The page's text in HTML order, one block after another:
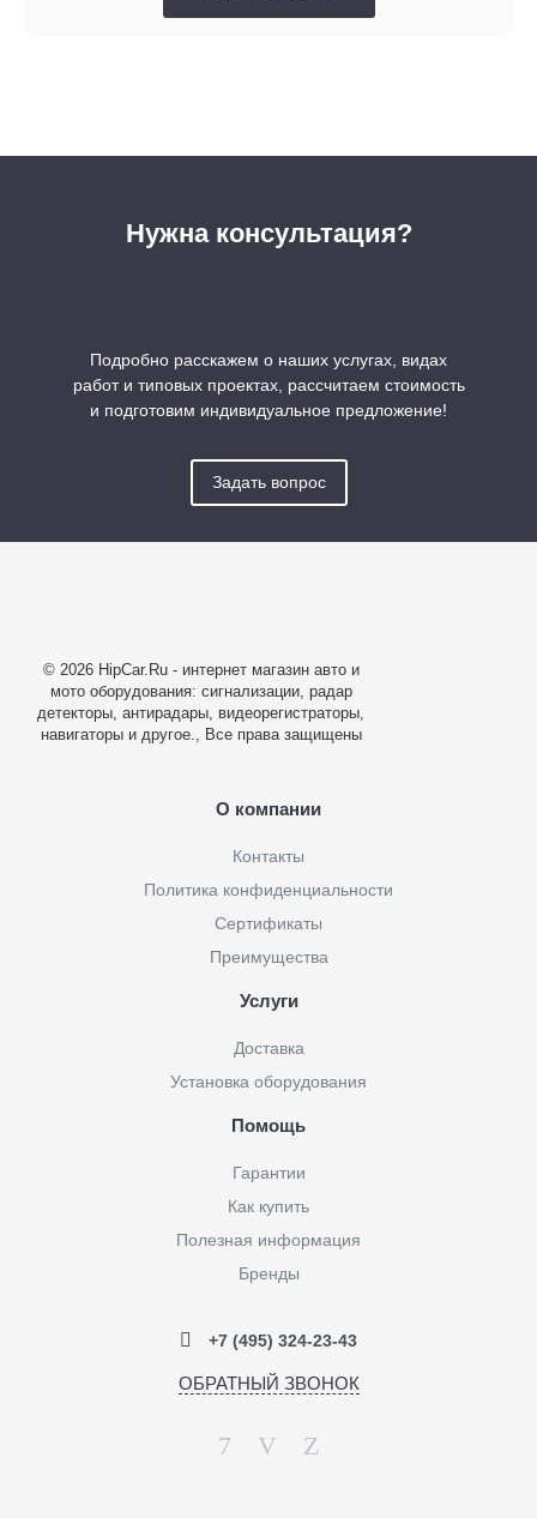
Нужна консультация?
Подробно расскажем о наших услугах, видах
работ и типовых проектах, рассчитаем стоимость
и подготовим индивидуальное предложение!
Задать вопрос
© 2026 HipCar.Ru - интернет магазин авто и
мото оборудования: сигнализации, радар
детекторы, антирадары, видеорегистраторы,
навигаторы и другое., Все права защищены
О компании
Контакты
Политика конфиденциальности
Сертификаты
Преимущества
Услуги
Доставка
Установка оборудования
Помощь
Гарантии
Как купить
Полезная информация
Бренды
+7 (495) 324-23-43
ОБРАТНЫЙ ЗВОНОК